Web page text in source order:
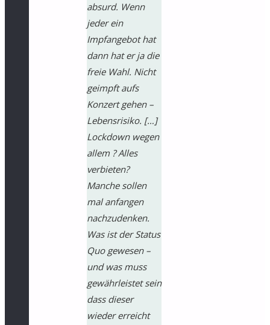
absurd. Wenn
jeder ein
Impfangebot hat
dann hat er ja die
freie Wahl. Nicht
geimpft aufs
Konzert gehen –
Lebensrisiko. […]
Lockdown wegen
allem ? Alles
verbieten?
Manche sollen
mal anfangen
nachzudenken.
Was ist der Status
Quo gewesen –
und was muss
gewährleistet sein
dass dieser
wieder erreicht